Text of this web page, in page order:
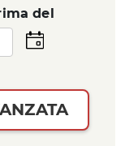
del
Seleziona
la